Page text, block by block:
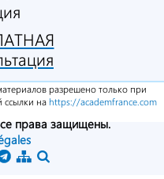
разрешено только при
ссылки на https://academfrance.com
права защищены.